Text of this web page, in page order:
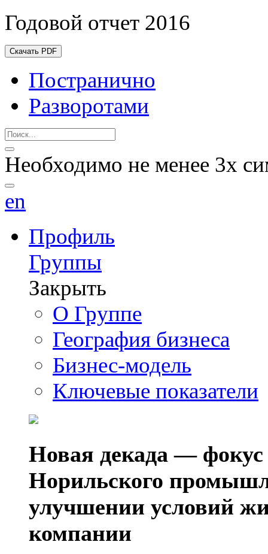
Годовой отчет 2016
Скачать PDF
Постранично
Разворотами
Необходимо не менее 3х
en
Профиль
Группы
Закрыть
О Группе
География бизнеса
Бизнес-модель
Ключевые показатели
Новая декада — фокус
Норильского
улучшении условий
компании